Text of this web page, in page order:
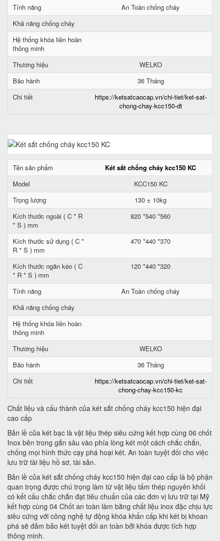
Tính năng
An Toàn chống cháy
Khả năng chống cháy
Hệ thống khóa liên hoàn
thông minh
Thương hiệu
WELKO
Bảo hành
36 Tháng
Chi tiết
https://ketsatcaocap.vn/chi-tiet/ket-sat-
chong-chay-kcc150-dt
Tên sản phẩm
Két sắt chống cháy kcc150 KC
Model
KCC150 KC
Trọng lượng
130 ± 10kg
Kích thước ngoài ( C * R
* S ) mm
820 *540 *560
Kích thước sử dụng ( C *
R * S ) mm
470 *440 *370
Kích thước ngăn kéo ( C
* R * S ) mm
120 *440 *320
Tính năng
An Toàn chống cháy
Khả năng chống cháy
Hệ thống khóa liên hoàn
thông minh
Thương hiệu
WELKO
Bảo hành
36 Tháng
Chi tiết
https://ketsatcaocap.vn/chi-tiet/ket-sat-
chong-chay-kcc150-kc
Chất liệu và cấu thành của két sắt chống cháy kcc150 hiện đại
cao cấp
Bản lề của két bạc là vật liệu thép siêu cứng kết hợp cùng 06 chốt
Inox bên trong gắn sâu vào phía lòng két một cách chắc chắn,
chống mọi hình thức cạy phá hoại két. An toàn tuyệt đối cho việc
lưu trữ tài liệu hồ sơ, tài sản.
Bản lề của két sắt chống cháy kcc150 hiện đại cao cấp là bộ phận
quan trọng được chú trọng làm từ vật liệu tấm thép nguyên khối
có kết cấu chắc chắn đạt tiêu chuẩn của các đơn vị lưu trữ tại Mỹ
kết hợp cùng 04 Chốt an toàn làm bằng chất liệu inox đặc chịu lực
siêu cứng với công nghệ tự động khóa khẩn cấp khi két bị khoan
phá sẽ đảm bảo két tuyệt đối an toàn bởi khóa được tích hợp
thông minh.